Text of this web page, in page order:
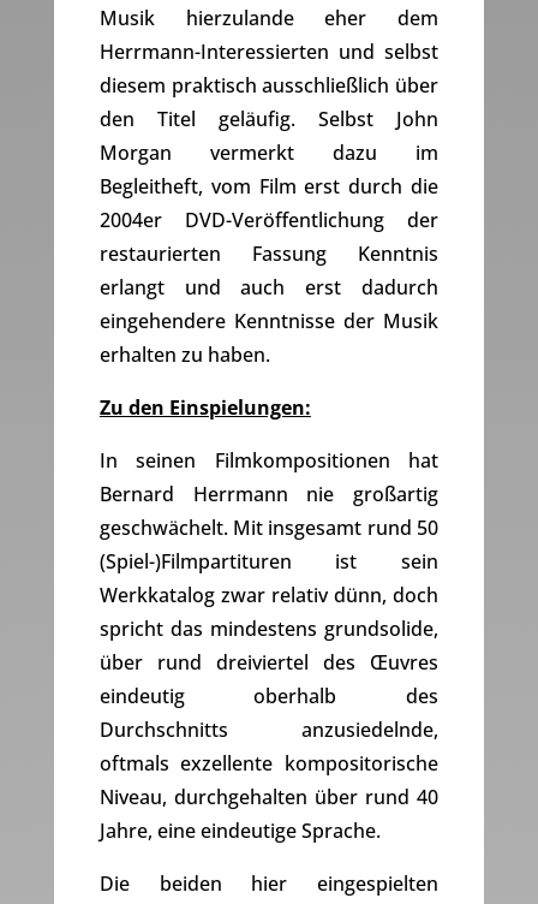
Musik hierzulande eher dem
Herrmann-Interessierten und selbst
diesem praktisch ausschließlich über
den Titel geläufig. Selbst John
Morgan vermerkt dazu im
Begleitheft, vom Film erst durch die
2004er DVD-Veröffentlichung der
restaurierten Fassung Kenntnis
erlangt und auch erst dadurch
eingehendere Kenntnisse der Musik
erhalten zu haben.
Zu den Einspielungen:
In seinen Filmkompositionen hat
Bernard Herrmann nie großartig
geschwächelt. Mit insgesamt rund 50
(Spiel-)Filmpartituren ist sein
Werkkatalog zwar relativ dünn, doch
spricht das mindestens grundsolide,
über rund dreiviertel des Œuvres
eindeutig oberhalb des
Durchschnitts anzusiedelnde,
oftmals exzellente kompositorische
Niveau, durchgehalten über rund 40
Jahre, eine eindeutige Sprache.
Die beiden hier eingespielten